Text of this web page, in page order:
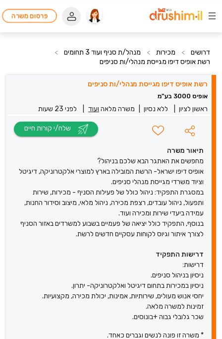
פרסום משרה
דרושים > מכירות > מנהל/ת סניף ועוד 3 תחומים
>
רשת אופיס דיפו מגייסת מנהלי/ות סניפים
רשת אופיס דיפו מגייסת מנהלי/ות סניפים
אופיס 3000 בע"מ
ראשון לציון ללא נסיון משרה מלאה ועוד לפני 23 שעות
תיאור משרה
מחפשים את האתגר הבא שלכם בניהול?
אופיס דיפו ישראל- הרשת המובילה בארץ למוצרי אלקטרוניקה, דיגיטל
וציוד משרדי מגייסת מנהלי סניפים.
במסגרת התפקיד: ניהול כולל של פעילות הסניף - מכירות, שירות
ותפעול, ניהול עובדים, רצפת מכירה, ניהול מלאי, מיצוב וסידור החנות,
עמידה ביעדי שירות ומכירה ועוד.
בנוסף, התפקיד כולל יציאה של פעמיים בשבוע למשרדים באזור הסניף
לצורך איתור וגיוס לקוחות עסקיים חדשים לרשת.
דרישות התפקיד
דרישות:
ניסיון בניהול סניפים.
ניסיון במכירות בתחום דיגיטל ואלקטרוניקה- יתרון.
יחסי אנוש מעולים, שירותיות, אמינות, יכולת מכירה, מקצועיות.
זמינות למשרה מלאה.
שכר גלובלי גבוה +בונוסים.
* משרה זו פונה לנשים וגברים כאחד.